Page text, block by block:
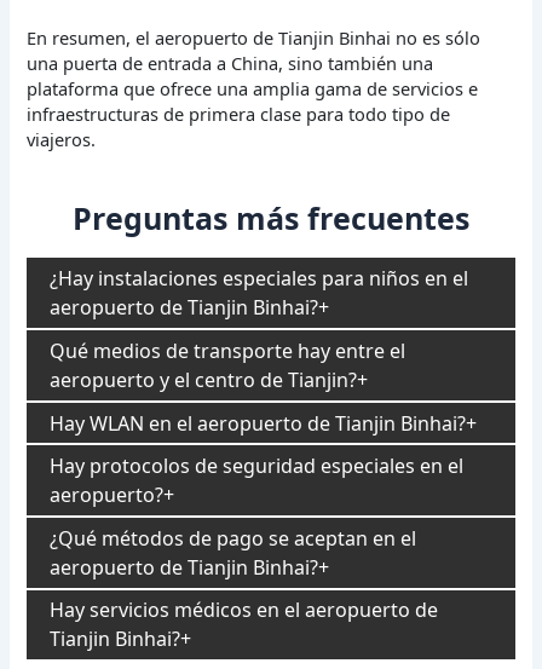
En resumen, el aeropuerto de Tianjin Binhai no es sólo
una puerta de entrada a China, sino también una
plataforma que ofrece una amplia gama de servicios e
infraestructuras de primera clase para todo tipo de
viajeros.
Preguntas más frecuentes
¿Hay instalaciones especiales para niños en el
aeropuerto de Tianjin Binhai?
Qué medios de transporte hay entre el
aeropuerto y el centro de Tianjin?
Hay WLAN en el aeropuerto de Tianjin Binhai?
Hay protocolos de seguridad especiales en el
aeropuerto?
¿Qué métodos de pago se aceptan en el
aeropuerto de Tianjin Binhai?
Hay servicios médicos en el aeropuerto de
Tianjin Binhai?